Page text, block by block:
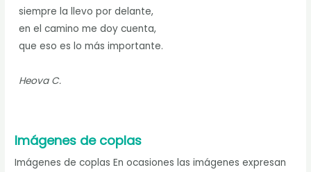
siempre la llevo por delante,
en el camino me doy cuenta,
que eso es lo más importante.
Heova C.
Imágenes de coplas
Imágenes de coplas En ocasiones las imágenes expresan